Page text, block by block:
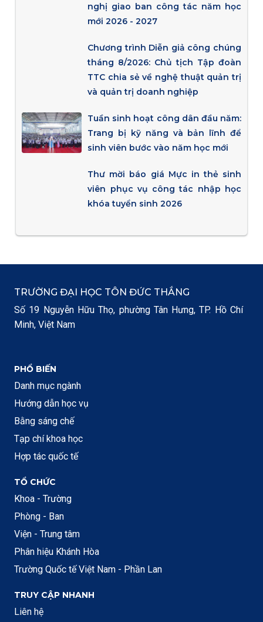
nghị giao ban công tác năm học
mới 2026 - 2027
Chương trình Diễn giả công chúng
tháng 8/2026: Chủ tịch Tập đoàn
TTC chia sẻ về nghệ thuật quản trị
và quản trị doanh nghiệp
Tuần sinh hoạt công dân đầu năm:
Trang bị kỹ năng và bản lĩnh để
sinh viên bước vào năm học mới
Thư mời báo giá Mực in thẻ sinh
viên phục vụ công tác nhập học
khóa tuyển sinh 2026
TRƯỜNG ĐẠI HỌC TÔN ĐỨC THẮNG
Số 19 Nguyễn Hữu Thọ, phường Tân Hưng, TP. Hồ Chí
Minh, Việt Nam
PHỔ BIẾN
Danh mục ngành
Hướng dẫn học vụ
Bằng sáng chế
Tạp chí khoa học
Hợp tác quốc tế
TỔ CHỨC
Khoa - Trường
Phòng - Ban
Viện - Trung tâm
Phân hiệu Khánh Hòa
Trường Quốc tế Việt Nam - Phần Lan
TRUY CẬP NHANH
Liên hệ